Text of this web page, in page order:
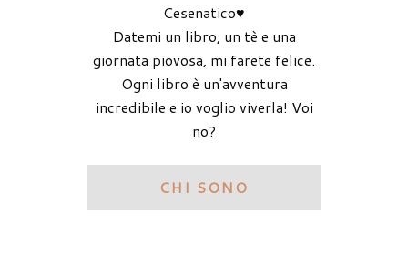
Cesenatico♥
Datemi un libro, un tè e una
giornata piovosa, mi farete felice.
Ogni libro è un'avventura
incredibile e io voglio viverla! Voi
no?
CHI SONO